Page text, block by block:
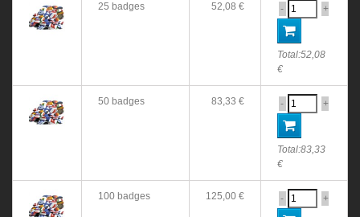
25 badges 52,08 € - +
Total:52,08
€
50 badges 83,33 € - +
Total:83,33
€
100 badges 125,00 € - +